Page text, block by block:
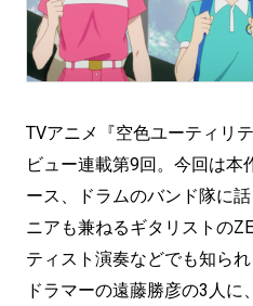
TVアニメ『空色ユーティリ
ビュー連載第9回。今回は本
ース、ドラムのバンド隊に
ニアも兼ねるギタリストの
ティスト演奏などでも知ら
ドラマーの遠藤勝彦の3人に